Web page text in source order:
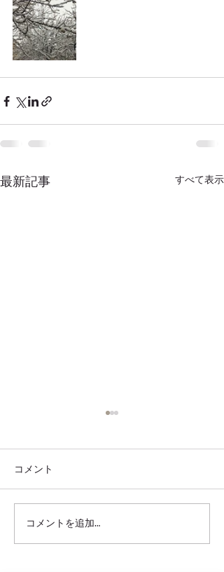
最新記事 すべて表示
9,10月のカッパドキア の
服装等
コメント
コメントを追加…